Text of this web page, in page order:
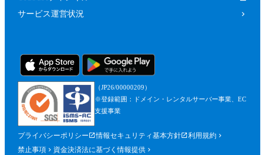
サービス運営状況
（JP26/00000209）
※登録範囲：ドメイン・レンタルサーバー事業、EC
支援事業
プライバシーポリシー 情報セキュリティ基本方針
利用規約
禁止事項
資金決済法に基づく情報提供